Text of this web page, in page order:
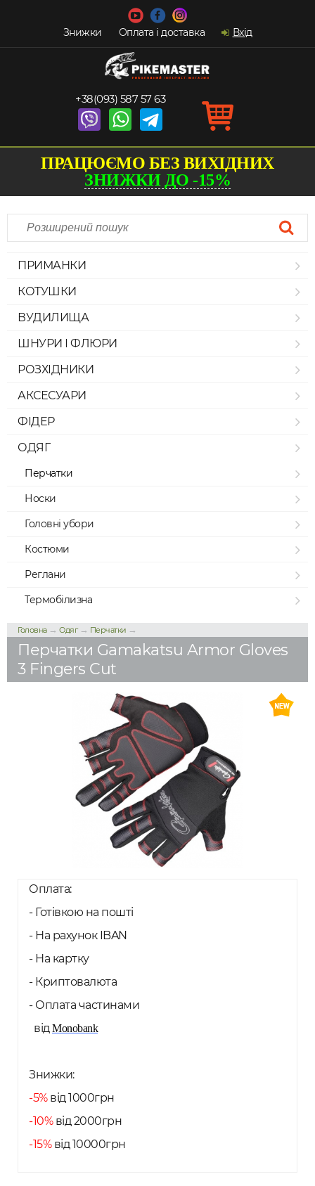
Знижки Оплата і доставка Вхід
+38(093) 587 57 63
ПРАЦЮЄМО БЕЗ ВИХІДНИХ
ЗНИЖКИ ДО -15%
ПРИМАНКИ
КОТУШКИ
ВУДИЛИЩА
ШНУРИ І ФЛЮРИ
РОЗХІДНИКИ
АКСЕСУАРИ
ФІДЕР
ОДЯГ
Перчатки
Носки
Головні убори
Костюми
Реглани
Термобілизна
Головна→ Одяг→ Перчатки →
Перчатки Gamakatsu Armor Gloves
3 Fingers Cut
Оплата:
- Готівкою на пошті
- На рахунок IBAN
- На картку
- Криптовалюта
- Оплата частинами
відMonobank
Знижки:
-5%від 1000грн
-10%від 2000грн
-15%від 10000грн